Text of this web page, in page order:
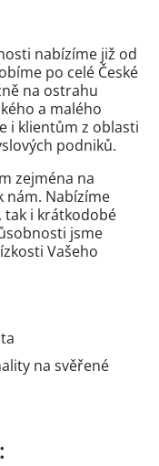
nabízíme již od
po celé České
na ostrahu
a malého
i klientům z oblasti
podniků.
zejména na
nám. Nabízíme
i krátkodobé
jsme
Vašeho
na svěřené